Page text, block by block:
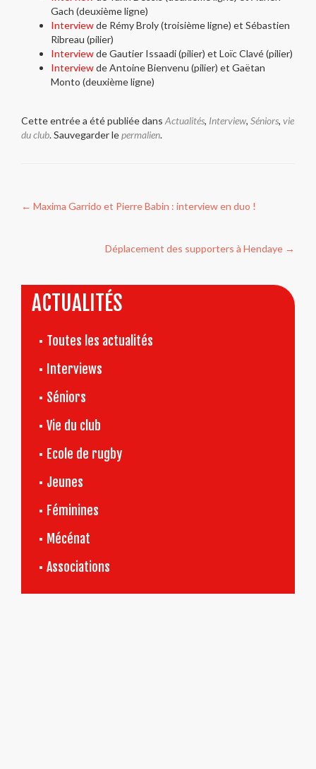
Gach (deuxième ligne)
Interviewde Rémy Broly (troisième ligne) et Sébastien
Ribreau (pilier)
Interviewde Gautier Issaadi (pilier) et Loïc Clavé (pilier)
Interviewde Antoine Bienvenu (pilier) et Gaëtan
Monto (deuxième ligne)
Cette entrée a été publiée dans Actualités, Interview, Séniors, vie
du club. Sauvegarder lepermalien.
de
← Maxima Garrido et Pierre Babin : interview en duo !
Déplacement des supporters à Hendaye →
ACTUALITÉS
Toutes les actualités
Interviews
Séniors
Vie du club
Ecole de rugby
Jeunes
Féminines
Mécénat
Associations